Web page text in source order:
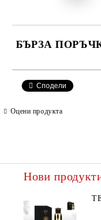
БЪРЗА
Сподели
Оцени продукта
Нови